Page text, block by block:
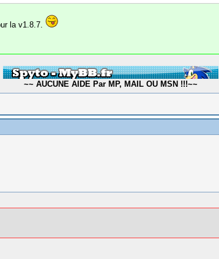
la v1.8.7.
~~ AUCUNE AIDE Par MP, MAIL OU MSN !!!~~